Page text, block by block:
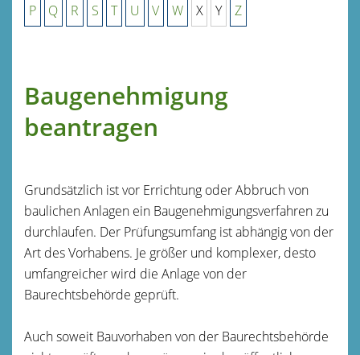
P Q R S T U V W X Y Z
Baugenehmigung
beantragen
Grundsätzlich ist vor Errichtung oder Abbruch von
baulichen Anlagen ein Baugenehmigungsverfahren zu
durchlaufen. Der Prüfungsumfang ist abhängig von der
Art des Vorhabens. Je größer und komplexer, desto
umfangreicher wird die Anlage von der
Baurechtsbehörde geprüft.
Auch soweit Bauvorhaben von der Baurechtsbehörde